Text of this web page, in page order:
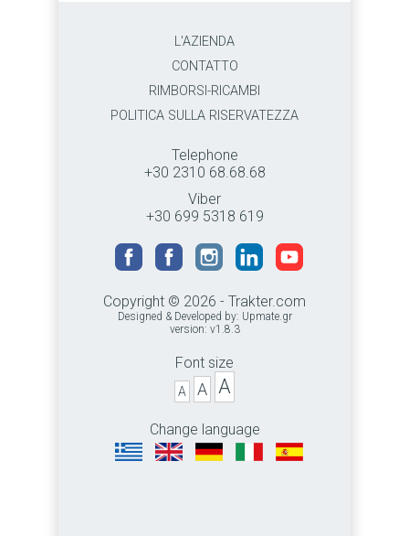
L'AZIENDA
CONTATTO
RIMBORSI-RICAMBI
POLITICA SULLA RISERVATEZZA
Telephone
+30 2310 68.68.68
Viber
+30 699 5318 619
Copyright © 2026 - Trakter.com
Designed & Developed by: Upmate.gr
version: v1.8.3
Font size
A A A
Change language